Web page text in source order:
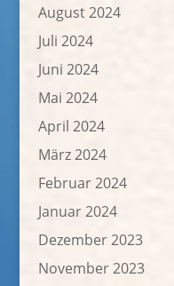
August 2024
Juli 2024
Juni 2024
Mai 2024
April 2024
März 2024
Februar 2024
Januar 2024
Dezember 2023
November 2023